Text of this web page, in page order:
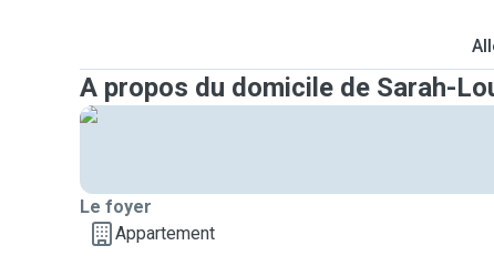
A propos du domicile de Sarah-
Le foyer
Appartement